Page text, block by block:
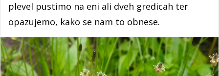
plevel pustimo na eni ali dveh gredicah ter
opazujemo, kako se nam to obnese.